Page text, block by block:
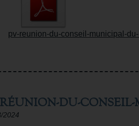
pv-reunion-du-conseil-municipal-
DU-
2024